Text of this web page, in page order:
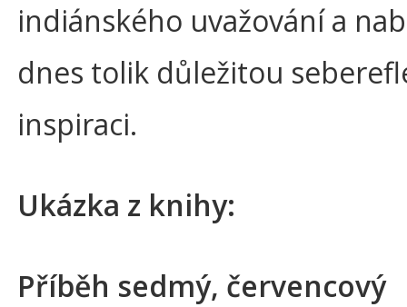
indiánského uvažování a
dnes tolik důležitou
inspiraci.
Ukázka z knihy:
Příběh sedmý, červencový